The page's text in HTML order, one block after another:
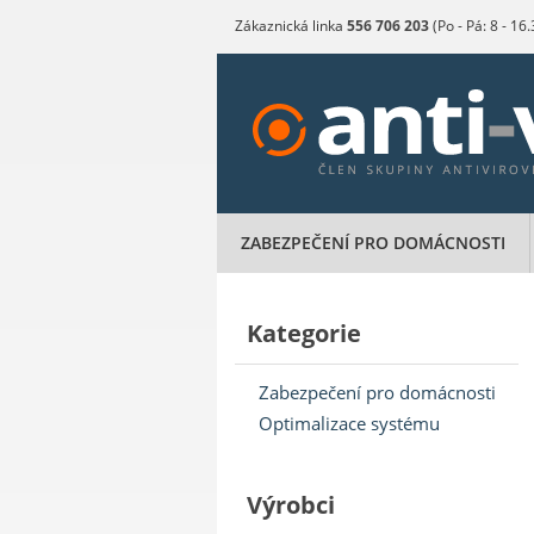
Zákaznická linka 556 706 203(Po - Pá: 8 -
ZABEZPEČENÍ PRO DOMÁCNOSTI
Kategorie
Zabezpečení pro domácnosti
Optimalizace systému
Výrobci